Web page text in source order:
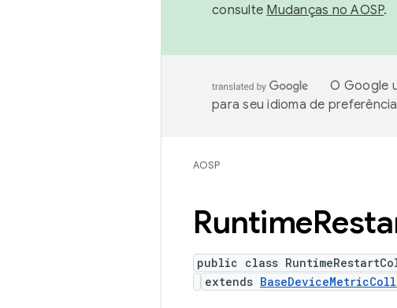
consulte Mudanças no AOSP.
O Google
para seu idioma de
AOSP
Runtime
public class
extends